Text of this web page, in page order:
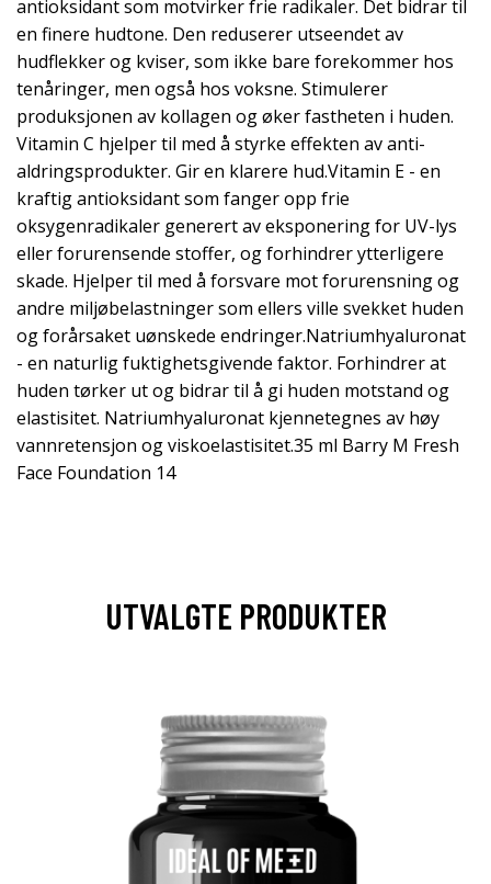
antioksidant som motvirker frie radikaler. Det bidrar til
en finere hudtone. Den reduserer utseendet av
hudflekker og kviser, som ikke bare forekommer hos
tenåringer, men også hos voksne. Stimulerer
produksjonen av kollagen og øker fastheten i huden.
Vitamin C hjelper til med å styrke effekten av anti-
aldringsprodukter. Gir en klarere hud.Vitamin E - en
kraftig antioksidant som fanger opp frie
oksygenradikaler generert av eksponering for UV-lys
eller forurensende stoffer, og forhindrer ytterligere
skade. Hjelper til med å forsvare mot forurensning og
andre miljøbelastninger som ellers ville svekket huden
og forårsaket uønskede endringer.Natriumhyaluronat
- en naturlig fuktighetsgivende faktor. Forhindrer at
huden tørker ut og bidrar til å gi huden motstand og
elastisitet. Natriumhyaluronat kjennetegnes av høy
vannretensjon og viskoelastisitet.35 ml Barry M Fresh
Face Foundation 14
UTVALGTE PRODUKTER